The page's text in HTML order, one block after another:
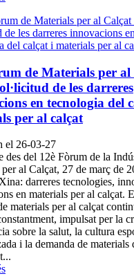
de Materials per al
de les darreres
en tecnologia del
per al calçat
el 26-03-27
des del 12è Fòrum de la
al Calçat, 27 de març de
darreres tecnologies,
en materials per al calçat.
materials per al calçat
impulsat per la
sobre la salut, la cultura
i la demanda de materials